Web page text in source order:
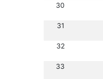
30
31
32
33